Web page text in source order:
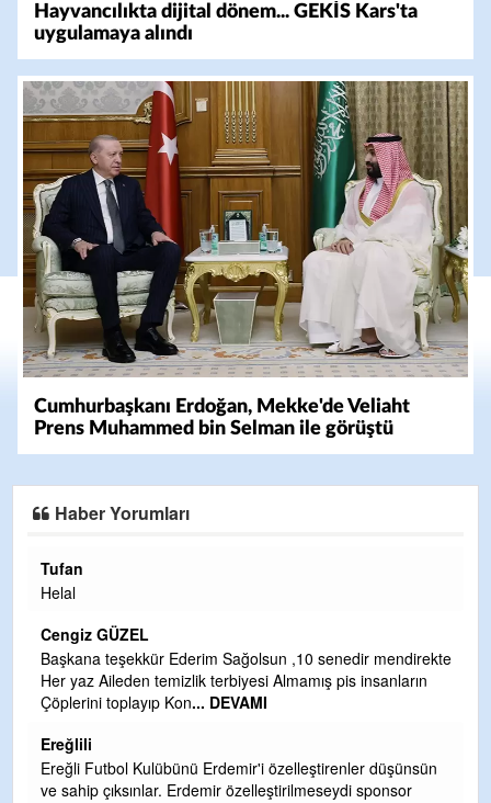
Hayvancılıkta dijital dönem... GEKİS Kars'ta
uygulamaya alındı
Cumhurbaşkanı Erdoğan, Mekke'de Veliaht
Prens Muhammed bin Selman ile görüştü
Haber Yorumları
Halil Aydın
Çırak ustasından öğrenir kısmet bağlamayı... Ben İbrahim
CEVDET YILMAZ
GULDERE DERE ÇALIŞMALARI, SEKIZ YIL ÖNCE ALKAYA
TARAFINDAN BAŞLATILDI, ETRASFINDA YERLEŞİM YERI
DEVAMI
Şaban yavuz